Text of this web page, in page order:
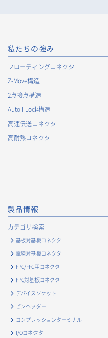
られる場合のCookie情報は
取り扱います。https://
2. 個人情報の利用目的
当社が取得する個人情報の
は、次の利用目的を、関連
囲で変更することがあり、
お客様に対する当社製
お客様に対するキャン
等、お客様へのサービ
・
お客様の情報管理のため
・
お客様との取引の進捗
・
お客様に対してアンケ
・
お客様からのお問合せ
・
マーケティング調査及
お取引先および業務上関係
る個人情報
・
お問い合わせ対応、商
私たちの強み
フローティングコネクタ
Z-Move構造
2点接点構造
Auto I-Lock構造
高速伝送コネクタ
高耐熱コネクタ
製品情報
カテゴリ検索
基板対基板コネクタ
電線対基板コネクタ
FPC/FFC用コネクタ
FPC対基板コネクタ
デバイスソケット
ピンヘッダー
コンプレッションターミナル
I/Oコネクタ